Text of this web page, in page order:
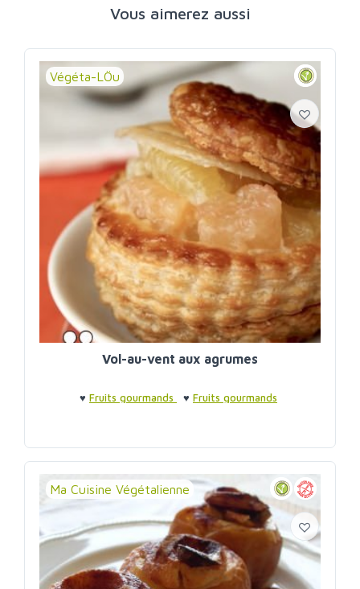
Vous aimerez aussi
Végéta-LÖu
Vol-au-vent aux agrumes
♥ Fruits gourmands ♥ Fruits gourmands
Ma Cuisine Végétalienne